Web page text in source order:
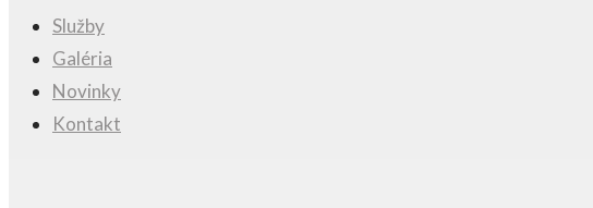
Služby
Galéria
Novinky
Kontakt